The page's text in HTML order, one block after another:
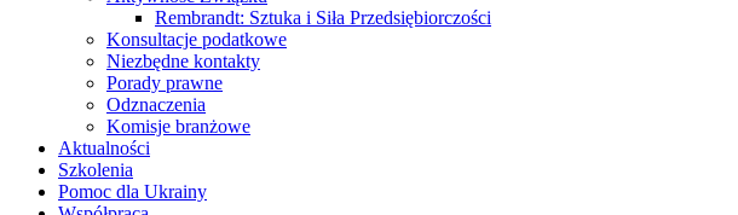
Rembrandt: Sztuka i Siła Przedsiębiorczości
Konsultacje podatkowe
Niezbędne kontakty
Porady prawne
Odznaczenia
Komisje branżowe
Aktualności
Szkolenia
Pomoc dla Ukrainy